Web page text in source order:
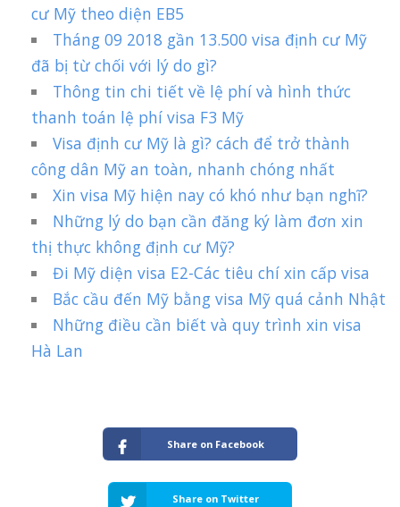
cư Mỹ theo diện EB5
Tháng 09 2018 gần 13.500 visa định cư Mỹ
đã bị từ chối với lý do gì?
Thông tin chi tiết về lệ phí và hình thức
thanh toán lệ phí visa F3 Mỹ
Visa định cư Mỹ là gì? cách để trở thành
công dân Mỹ an toàn, nhanh chóng nhất
Xin visa Mỹ hiện nay có khó như bạn nghĩ?
Những lý do bạn cần đăng ký làm đơn xin
thị thực không định cư Mỹ?
Đi Mỹ diện visa E2-Các tiêu chí xin cấp visa
Bắc cầu đến Mỹ bằng visa Mỹ quá cảnh Nhật
Những điều cần biết và quy trình xin visa
Hà Lan
Share on Facebook
Share on Twitter